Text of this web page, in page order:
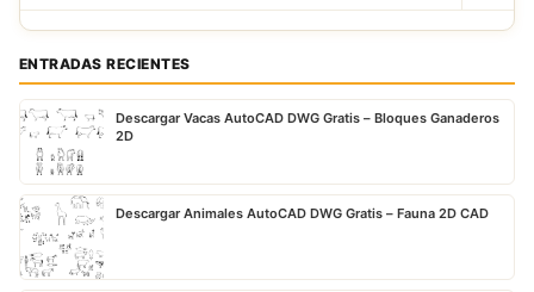
ENTRADAS RECIENTES
Descargar Vacas AutoCAD DWG Gratis – Bloques Ganaderos
2D
Descargar Animales AutoCAD DWG Gratis – Fauna 2D CAD